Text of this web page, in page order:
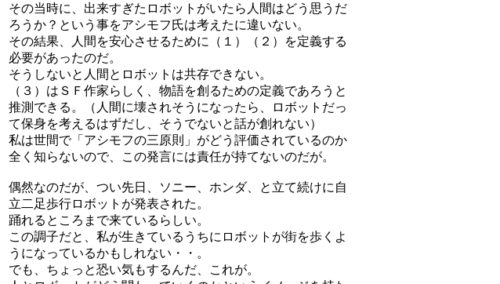
その当時に、出来すぎたロボットがいたら人間はどう思うだ
ろうか？という事をアシモフ氏は考えたに違いない。
その結果、人間を安心させるために（１）（２）を定義する
必要があったのだ。
そうしないと人間とロボットは共存できない。
（３）はＳＦ作家らしく、物語を創るための定義であろうと
推測できる。（人間に壊されそうになったら、ロボットだっ
て保身を考えるはずだし、そうでないと話が創れない）
私は世間で「アシモフの三原則」がどう評価されているのか
全く知らないので、この発言には責任が持てないのだが。
偶然なのだが、つい先日、ソニー、ホンダ、と立て続けに自
立二足歩行ロボットが発表された。
踊れるところまで来ているらしい。
この調子だと、私が生きているうちにロボットが街を歩くよ
うになっているかもしれない・・。
でも、ちょっと恐い気もするんだ、これが。